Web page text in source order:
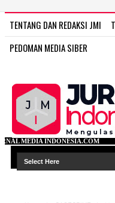
TENTANG DAN REDAKSI JMI
PEDOMAN MEDIA SIBER